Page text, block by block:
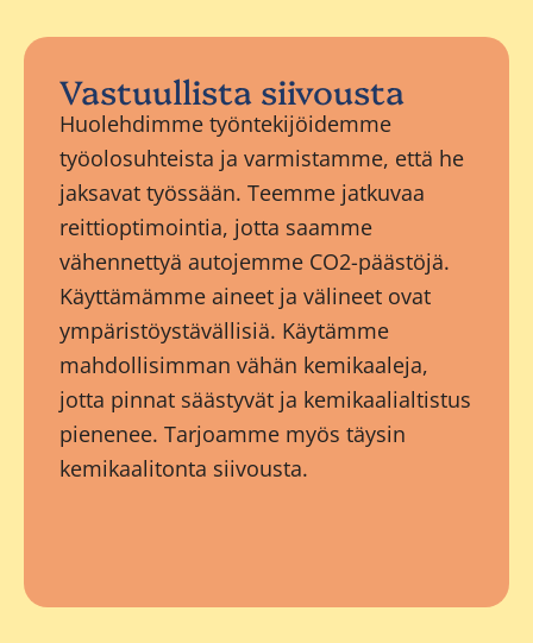
Vastuullista siivousta
Huolehdimme työntekijöidemme
työolosuhteista ja varmistamme, että he
jaksavat työssään. Teemme jatkuvaa
reittioptimointia, jotta saamme
vähennettyä autojemme CO2-päästöjä.
Käyttämämme aineet ja välineet ovat
ympäristöystävällisiä. Käytämme
mahdollisimman vähän kemikaaleja,
jotta pinnat säästyvät ja kemikaalialtistus
pienenee. Tarjoamme myös täysin
kemikaalitonta siivousta.